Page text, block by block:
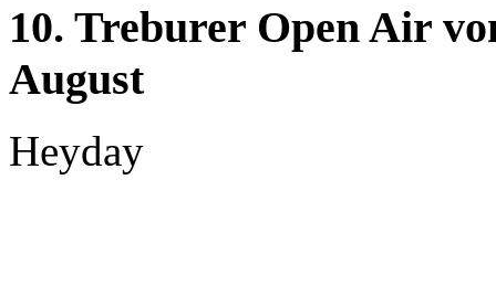
10. Treburer Open Air
August
Heyday